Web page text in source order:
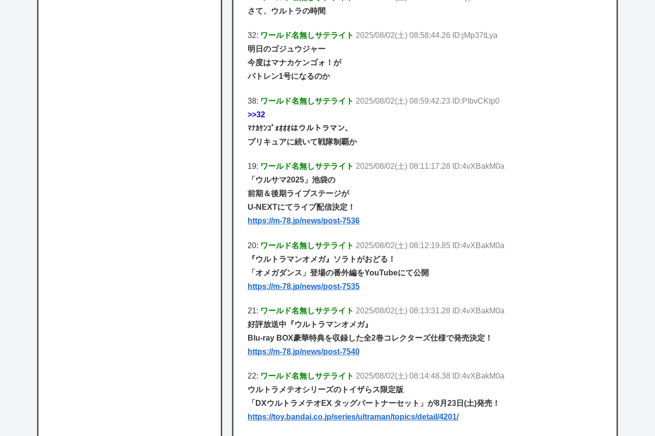
さて、ウルトラの時間
32: ワールド名無しサテライト 2025/08/02(土) 08:58:44.26 ID:jMp37tLya
明日のゴジュウジャー
今度はマナカケンゴォ！が
パトレン1号になるのか
38: ワールド名無しサテライト 2025/08/02(土) 08:59:42.23 ID:PIbvCKtp0
>>32
ﾏﾅｶｹﾝｺﾞｫｵｵｵはウルトラマン、
プリキュアに続いて戦隊制覇か
19: ワールド名無しサテライト 2025/08/02(土) 08:11:17.28 ID:4vXBakM0a
「ウルサマ2025」池袋の
前期＆後期ライブステージが
U-NEXTにてライブ配信決定！
https://m-78.jp/news/post-7536
20: ワールド名無しサテライト 2025/08/02(土) 08:12:19.85 ID:4vXBakM0a
『ウルトラマンオメガ』ソラトがおどる！
「オメガダンス」登場の番外編をYouTubeにて公開
https://m-78.jp/news/post-7535
21: ワールド名無しサテライト 2025/08/02(土) 08:13:31.28 ID:4vXBakM0a
好評放送中『ウルトラマンオメガ』
Blu-ray BOX豪華特典を収録した全2巻コレクターズ仕様で発売決定！
https://m-78.jp/news/post-7540
22: ワールド名無しサテライト 2025/08/02(土) 08:14:48.38 ID:4vXBakM0a
ウルトラメテオシリーズのトイザらス限定版
「DXウルトラメテオEX タッグパートナーセット」が8月23日(土)発売！
https://toy.bandai.co.jp/series/ultraman/topics/detail/4201/